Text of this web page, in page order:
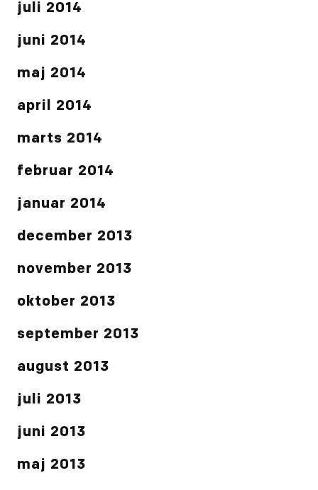
juli 2014
juni 2014
maj 2014
april 2014
marts 2014
februar 2014
januar 2014
december 2013
november 2013
oktober 2013
september 2013
august 2013
juli 2013
juni 2013
maj 2013